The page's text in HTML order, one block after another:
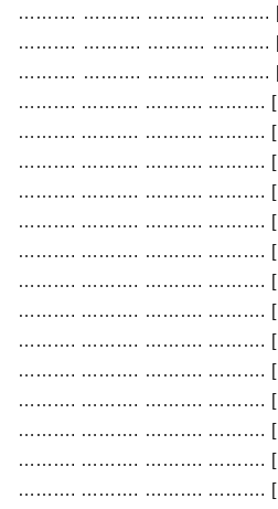
………. ………. ………. ………. [
………. ………. ………. ………. [
………. ………. ………. ………. [
………. ………. ………. ………. [
………. ………. ………. ………. [
………. ………. ………. ………. [
………. ………. ………. ………. [
………. ………. ………. ………. [
………. ………. ………. ………. [
………. ………. ………. ………. [
………. ………. ………. ………. [
………. ………. ………. ………. [
………. ………. ………. ………. [
………. ………. ………. ………. [
………. ………. ………. ………. [
………. ………. ………. ………. [
………. ………. ………. ………. [